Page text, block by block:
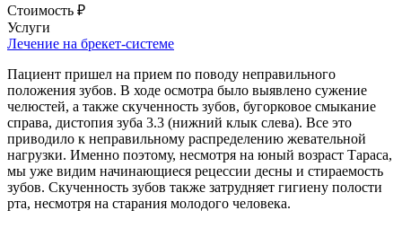
Стоимость ₽
Услуги
Лечение на брекет-системе
Пациент пришел на прием по поводу неправильного
положения зубов. В ходе осмотра было выявлено сужение
челюстей, а также скученность зубов, бугорковое смыкание
справа, дистопия зуба 3.3 (нижний клык слева). Все это
приводило к неправильному распределению жевательной
нагрузки. Именно поэтому, несмотря на юный возраст Тараса,
мы уже видим начинающиеся рецессии десны и стираемость
зубов. Скученность зубов также затрудняет гигиену полости
рта, несмотря на старания молодого человека.